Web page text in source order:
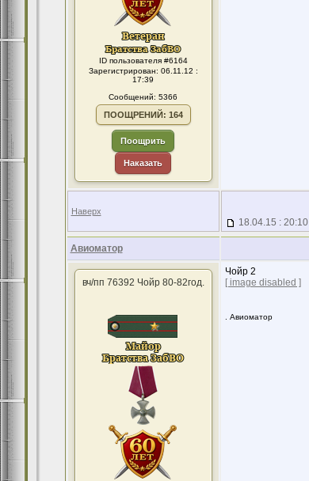
ID пользователя #6164
Зарегистрирован: 06.11.12 :
17:39
Сообщений: 5366
ПООЩРЕНИЙ: 164
Поощрить
Наказать
Наверх
18.04.15 : 20:10
Авиоматор
вч/пп 76392 Чойр 80-82год.
Чойр 2
[ image disabled ]
. Авиоматор